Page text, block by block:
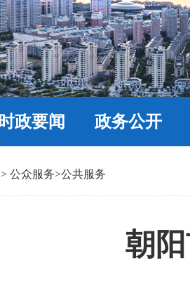
时政要闻 政务公开
> 公众服务>公共服务
朝